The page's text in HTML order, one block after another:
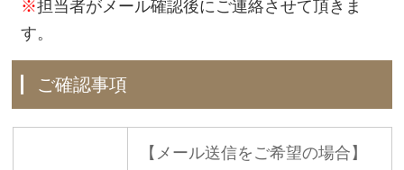
※担当者がメール確認後にご連絡させて頂きま
す。
ご確認事項
【メール送信をご希望の場合】